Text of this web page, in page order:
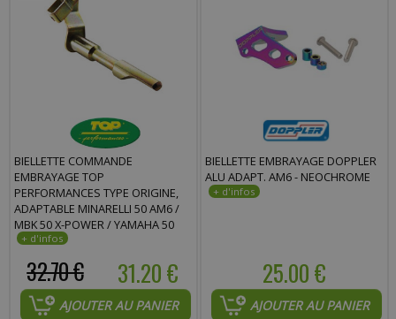
BIELLETTE COMMANDE
EMBRAYAGE TOP
PERFORMANCES TYPE ORIGINE,
ADAPTABLE MINARELLI 50 AM6 /
MBK 50 X-POWER / YAMAHA 50
TZR / PEUGEOT 50 XPS / RIEJU 50
31.20 €
32.70 €
AJOUTER AU PANIER
BIELLETTE EMBRAYAGE DOPPLER
ALU ADAPT. AM6 - NEOCHROME
25.00 €
AJOUTER AU PANIER